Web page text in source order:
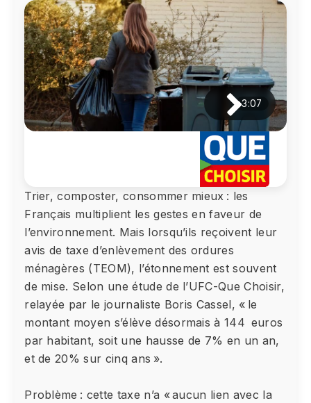
3:07
Trier, composter, consommer mieux : les
Français multiplient les gestes en faveur de
l’environnement. Mais lorsqu’ils reçoivent leur
avis de taxe d’enlèvement des ordures
ménagères (TEOM), l’étonnement est souvent
de mise. Selon une étude de l’UFC-Que Choisir,
relayée par le journaliste Boris Cassel, « le
montant moyen s’élève désormais à 144 euros
par habitant, soit une hausse de 7% en un an,
et de 20% sur cinq ans ».
Problème : cette taxe n’a « aucun lien avec la